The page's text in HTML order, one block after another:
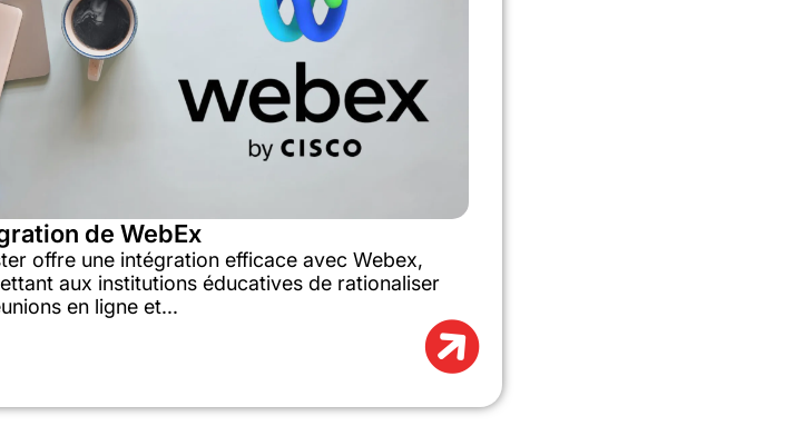
de WebEx
offre une intégration efficace avec Webex,
aux institutions éducatives de rationaliser
en ligne et...